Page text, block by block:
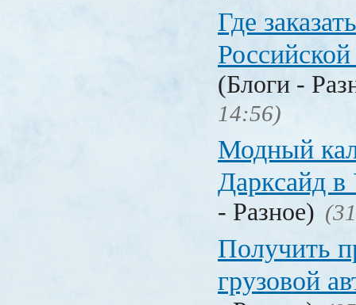
Где
(Блоги -
14:56)
Модный
Дарксайд в
- Разное)
Получить
грузовой